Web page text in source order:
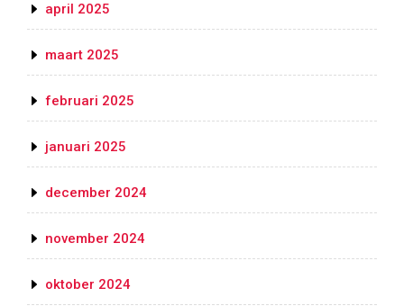
april 2025
maart 2025
februari 2025
januari 2025
december 2024
november 2024
oktober 2024